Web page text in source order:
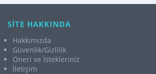
SİTE HAKKINDA
Hakkımızda
Güvenlik/Gizlilik
Öneri ve İstekleriniz
İletişim